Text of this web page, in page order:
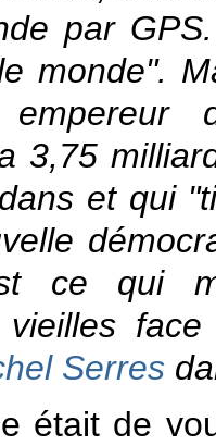
par
monde".
empereur
3,75
et qui
ce qui
vieilles
Serres
était de